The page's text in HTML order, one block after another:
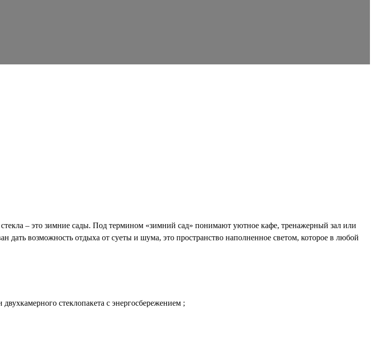
– это зимние сады. Под термином «зимний сад» понимают уютное кафе, тренажерный зал или
возможность отдыха от суеты и шума, это пространство наполненное светом, которое в любой
стеклопакета с энергосбережением ;